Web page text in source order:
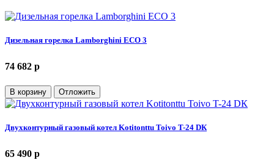
Дизельная горелка Lamborghini ECO 3
74 682 p
В корзину Отложить
Двухконтурный газовый котел Kotitonttu Toivo T-24 DК
65 490 p